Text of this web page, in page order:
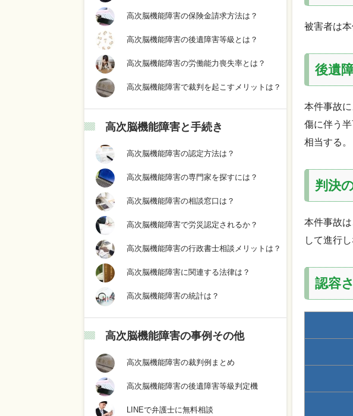
被害者は
後遺
本件事故
傷に伴う
相当する。
判決
本件事故
して進行
認容
高次脳機能障害の保険金請求方法は？
高次脳機能障害の後遺障害等級とは？
高次脳機能障害の労働能力喪失率とは？
高次脳機能障害で裁判を起こすメリットは？
高次脳機能障害と手続き
高次脳機能障害の認定方法は？
高次脳機能障害の専門家を探すには？
高次脳機能障害の相談窓口は？
高次脳機能障害で労災認定されるか？
高次脳機能障害の行政書士相談メリットは？
高次脳機能障害に関連する法律は？
高次脳機能障害の統計は？
高次脳機能障害の事例その他
高次脳機能障害の裁判例まとめ
高次脳機能障害の後遺障害等級判定機
LINEで弁護士に無料相談